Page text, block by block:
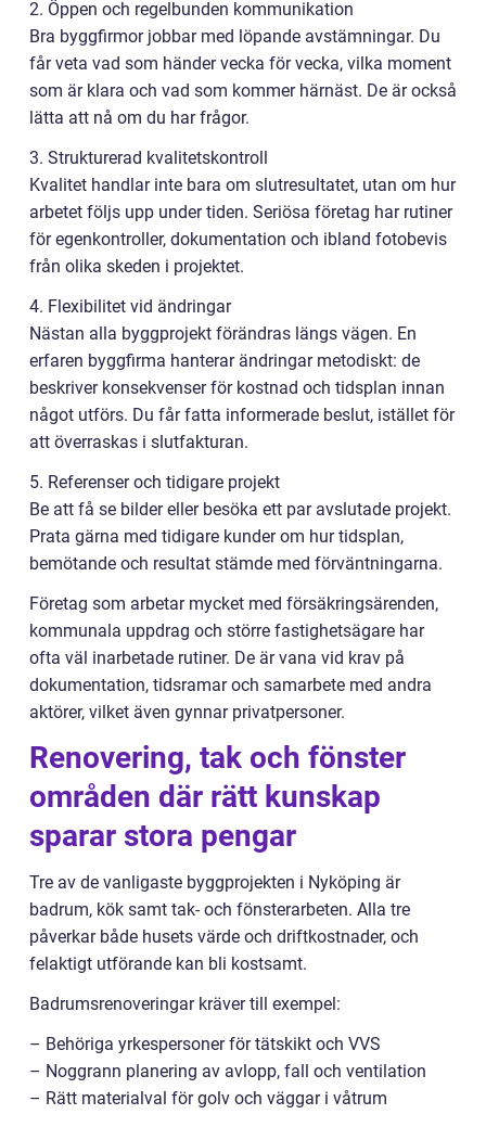
2. Öppen och regelbunden kommunikation
Bra byggfirmor jobbar med löpande avstämningar. Du
får veta vad som händer vecka för vecka, vilka moment
som är klara och vad som kommer härnäst. De är också
lätta att nå om du har frågor.
3. Strukturerad kvalitetskontroll
Kvalitet handlar inte bara om slutresultatet, utan om hur
arbetet följs upp under tiden. Seriösa företag har rutiner
för egenkontroller, dokumentation och ibland fotobevis
från olika skeden i projektet.
4. Flexibilitet vid ändringar
Nästan alla byggprojekt förändras längs vägen. En
erfaren byggfirma hanterar ändringar metodiskt: de
beskriver konsekvenser för kostnad och tidsplan innan
något utförs. Du får fatta informerade beslut, istället för
att överraskas i slutfakturan.
5. Referenser och tidigare projekt
Be att få se bilder eller besöka ett par avslutade projekt.
Prata gärna med tidigare kunder om hur tidsplan,
bemötande och resultat stämde med förväntningarna.
Företag som arbetar mycket med försäkringsärenden,
kommunala uppdrag och större fastighetsägare har
ofta väl inarbetade rutiner. De är vana vid krav på
dokumentation, tidsramar och samarbete med andra
aktörer, vilket även gynnar privatpersoner.
Renovering, tak och fönster
områden där rätt kunskap
sparar stora pengar
Tre av de vanligaste byggprojekten i Nyköping är
badrum, kök samt tak- och fönsterarbeten. Alla tre
påverkar både husets värde och driftkostnader, och
felaktigt utförande kan bli kostsamt.
Badrumsrenoveringar kräver till exempel:
– Behöriga yrkespersoner för tätskikt och VVS
– Noggrann planering av avlopp, fall och ventilation
– Rätt materialval för golv och väggar i våtrum